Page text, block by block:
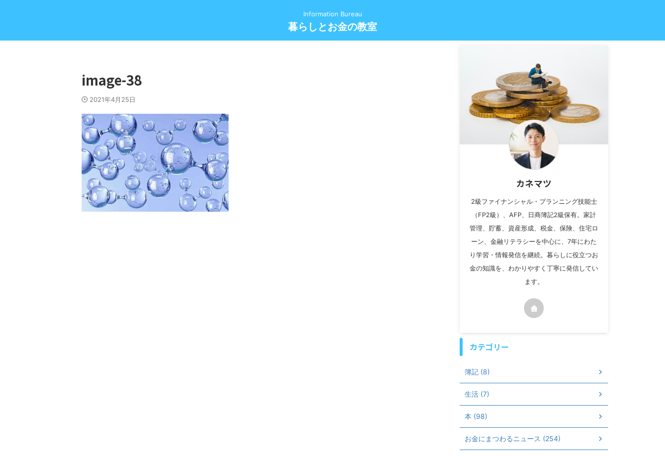
Information Bureau
暮らしとお金の教室
image-38
2021年4月25日
カネマツ
2級ファイナンシャル・プランニング技能士
（FP2級）、AFP、日商簿記2級保有。家計
管理、貯蓄、資産形成、税金、保険、住宅ロ
ーン、金融リテラシーを中心に、7年にわた
り学習・情報発信を継続。暮らしに役立つお
金の知識を、わかりやすく丁寧に発信してい
ます。
カテゴリー
簿記 (8)
生活 (7)
本 (98)
お金にまつわるニュース (254)